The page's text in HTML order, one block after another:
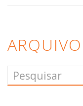
ARQUIVO